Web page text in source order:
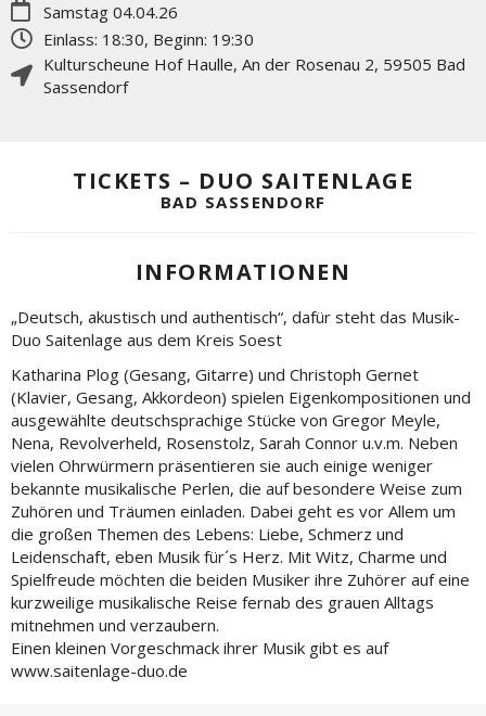
Samstag 04.04.26
Einlass: 18:30, Beginn: 19:30
Kulturscheune Hof Haulle, An der Rosenau 2, 59505 Bad
Sassendorf
TICKETS – DUO SAITENLAGE
BAD SASSENDORF
INFORMATIONEN
„Deutsch, akustisch und authentisch“, dafür steht das Musik-
Duo Saitenlage aus dem Kreis Soest
Katharina Plog (Gesang, Gitarre) und Christoph Gernet
(Klavier, Gesang, Akkordeon) spielen Eigenkompositionen und
ausgewählte deutschsprachige Stücke von Gregor Meyle,
Nena, Revolverheld, Rosenstolz, Sarah Connor u.v.m. Neben
vielen Ohrwürmern präsentieren sie auch einige weniger
bekannte musikalische Perlen, die auf besondere Weise zum
Zuhören und Träumen einladen. Dabei geht es vor Allem um
die großen Themen des Lebens: Liebe, Schmerz und
Leidenschaft, eben Musik für´s Herz. Mit Witz, Charme und
Spielfreude möchten die beiden Musiker ihre Zuhörer auf eine
kurzweilige musikalische Reise fernab des grauen Alltags
mitnehmen und verzaubern.
Einen kleinen Vorgeschmack ihrer Musik gibt es auf
www.saitenlage-duo.de